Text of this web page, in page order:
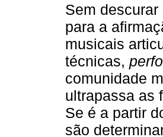
Sem
para a
musicais
técnicas,
comunidade
ultrapassa as
Se é a partir
são